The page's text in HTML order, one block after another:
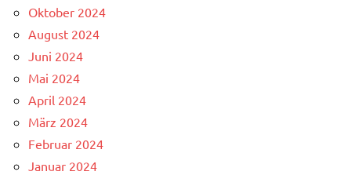
Oktober 2024
August 2024
Juni 2024
Mai 2024
April 2024
März 2024
Februar 2024
Januar 2024